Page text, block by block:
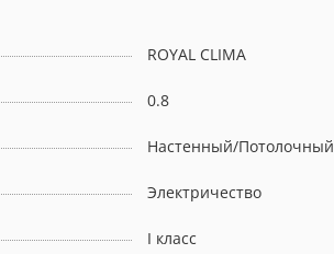
ROYAL CLIMA
0.8
Настенный/Потолочный
Электричество
I класс